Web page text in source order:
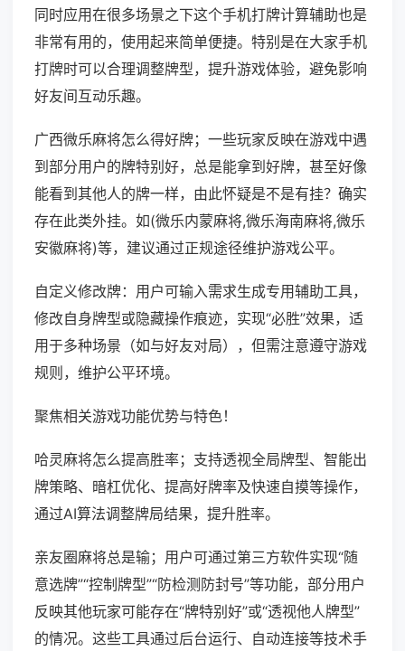
同时应用在很多场景之下这个手机打牌计算辅助也是
非常有用的，使用起来简单便捷。特别是在大家手机
打牌时可以合理调整牌型，提升游戏体验，避免影响
好友间互动乐趣。
广西微乐麻将怎么得好牌；一些玩家反映在游戏中遇
到部分用户的牌特别好，总是能拿到好牌，甚至好像
能看到其他人的牌一样，由此怀疑是不是有挂？确实
存在此类外挂。如(微乐内蒙麻将,微乐海南麻将,微乐
安徽麻将)等，建议通过正规途径维护游戏公平。
自定义修改牌：用户可输入需求生成专用辅助工具，
修改自身牌型或隐藏操作痕迹，实现“必胜”效果，适
用于多种场景（如与好友对局），但需注意遵守游戏
规则，维护公平环境。
聚焦相关游戏功能优势与特色！
哈灵麻将怎么提高胜率；支持透视全局牌型、智能出
牌策略、暗杠优化、提高好牌率及快速自摸等操作，
通过AI算法调整牌局结果，提升胜率。
亲友圈麻将总是输；用户可通过第三方软件实现“随
意选牌”“控制牌型”“防检测防封号”等功能，部分用户
反映其他玩家可能存在“牌特别好”或“透视他人牌型”
的情况。这些工具通过后台运行、自动连接等技术手